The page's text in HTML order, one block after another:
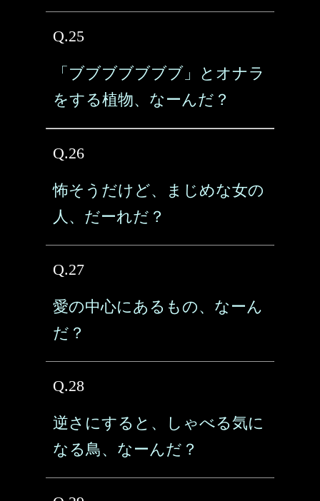
Q.25
「ブブブブブブブ」とオナラ
をする植物、なーんだ？
Q.26
怖そうだけど、まじめな女の
人、だーれだ？
Q.27
愛の中心にあるもの、なーん
だ？
Q.28
逆さにすると、しゃべる気に
なる鳥、なーんだ？